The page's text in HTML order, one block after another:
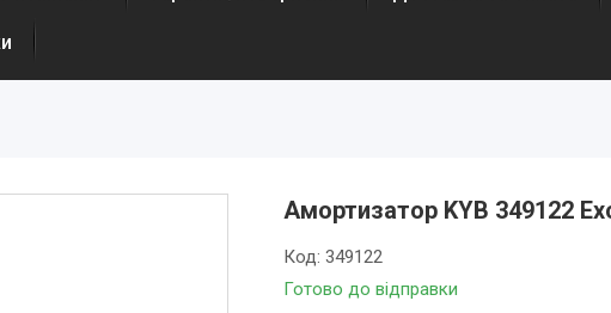
Амортизатор KYB 349122
Готово до відправки
Код: 349122